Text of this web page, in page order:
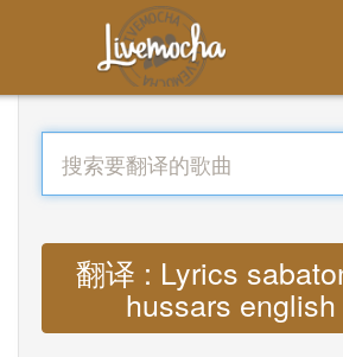
翻译 : Lyrics
hussars